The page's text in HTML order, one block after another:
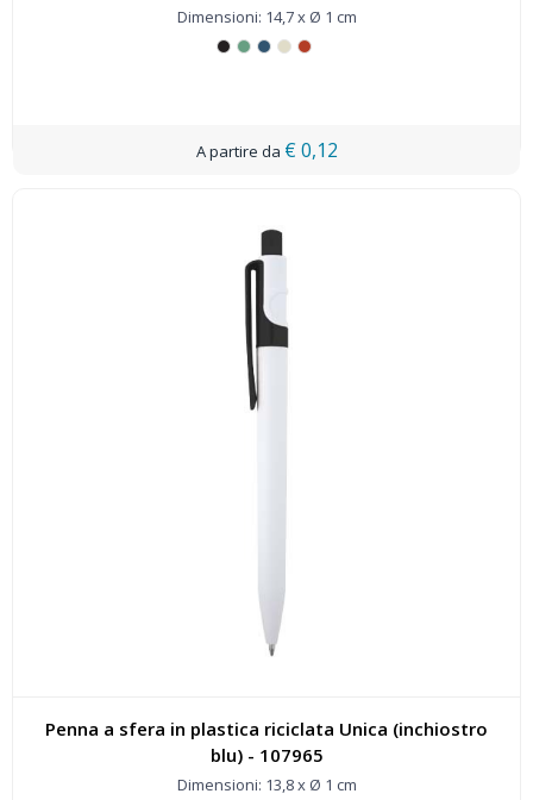
Dimensioni: 14,7 x Ø 1 cm
€ 0,12
Penna a sfera in plastica riciclata Unica (inchiostro
blu) - 107965
Dimensioni: 13,8 x Ø 1 cm